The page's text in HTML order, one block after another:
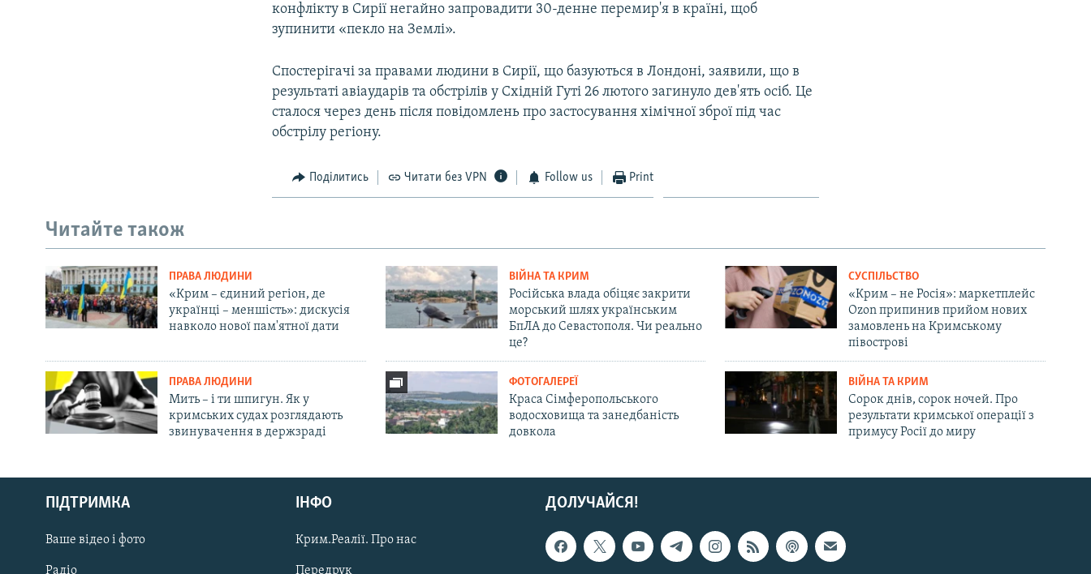
Русский
Qırımtatar
ДОЛУЧАЙСЯ!
конфлікту в Сирії негайно запровадити 30-денне перемир'я в країні, щоб
зупинити «пекло на Землі».
Спостерігачі за правами людини в Сирії, що базуються в Лондоні, заявили, що в
результаті авіаударів та обстрілів у Східній Гуті 26 лютого загинуло дев'ять осіб. Це
сталося через день після повідомлень про застосування хімічної зброї під час
обстрілу регіону.
Поділитись Читати без VPN Follow us Print
Читайте також
ПРАВА ЛЮДИНИ
«Крим – єдиний регіон, де
українці – меншість»: дискусія
навколо нової пам'ятної дати
ВІЙНА ТА КРИМ
Російська влада обіцяє закрити
морський шлях українським
БпЛА до Севастополя. Чи реально
це?
СУСПІЛЬСТВО
«Крим – не Росія»: маркетплейс
Ozon припинив прийом нових
замовлень на Кримському
півострові
ПРАВА ЛЮДИНИ
Мить – і ти шпигун. Як у
кримських судах розглядають
звинувачення в держзраді
ФОТОГАЛЕРЕЇ
Краса Сімферопольського
водосховища та занедбаність
довкола
ВІЙНА ТА КРИМ
Сорок днів, сорок ночей. Про
результати кримської операції з
примусу Росії до миру
ДОЛУЧАЙСЯ!
ПІДТРИМКА
Ваше відео і фото
Радіо
ІНФО
Крим.Реалії. Про нас
Передрук